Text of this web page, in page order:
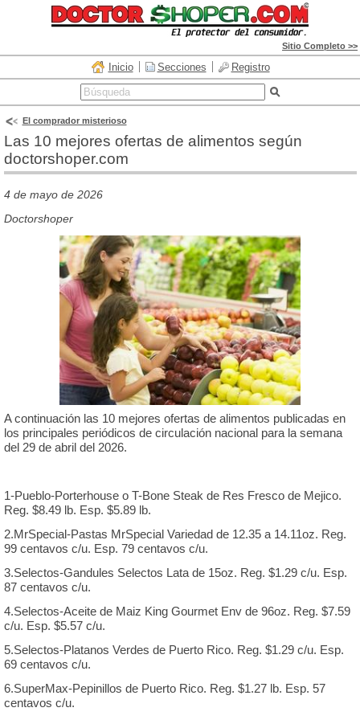
Sitio Completo >>
Inicio Secciones Registro
El comprador misterioso
Las 10 mejores ofertas de alimentos según
doctorshoper.com
4 de mayo de 2026
Doctorshoper
A continuación las 10 mejores ofertas de alimentos publicadas en
los principales periódicos de circulación nacional para la semana
del 29 de abril del 2026.
1-Pueblo-Porterhouse o T-Bone Steak de Res Fresco de Mejico.
Reg. $8.49 lb. Esp. $5.89 lb.
2.MrSpecial-Pastas MrSpecial Variedad de 12.35 a 14.11oz. Reg.
99 centavos c/u. Esp. 79 centavos c/u.
3.Selectos-Gandules Selectos Lata de 15oz. Reg. $1.29 c/u. Esp.
87 centavos c/u.
4.Selectos-Aceite de Maiz King Gourmet Env de 96oz. Reg. $7.59
c/u. Esp. $5.57 c/u.
5.Selectos-Platanos Verdes de Puerto Rico. Reg. $1.29 c/u. Esp.
69 centavos c/u.
6.SuperMax-Pepinillos de Puerto Rico. Reg. $1.27 lb. Esp. 57
centavos c/u.